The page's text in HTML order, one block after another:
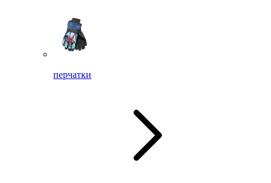
перчатки